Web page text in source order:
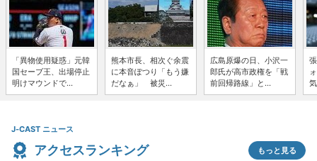
「異物使用疑惑」元韓
国セーブ王、出場停止
明けマウンドで...
熊本市長、相次ぐ余震
に本音ぽつり「もう嫌
だなぁ」 被災...
広島原爆の日、小沢一
郎氏が高市政権を「戦
前回帰路線」と...
J-CAST ニュース
アクセスランキング もっと見る